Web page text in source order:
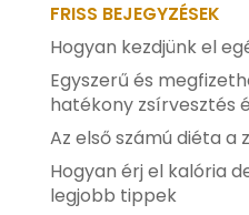
FRISS BEJEGYZÉSEK
Hogyan kezdjünk el
Egyszerű és
hatékony zsírvesztés
Az első számú diéta a
Hogyan érj el kalória
legjobb tippek